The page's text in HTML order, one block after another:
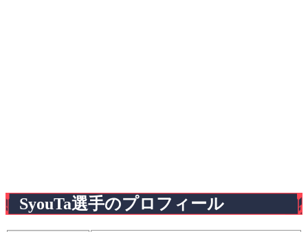
SyouTa選手のプロフィール